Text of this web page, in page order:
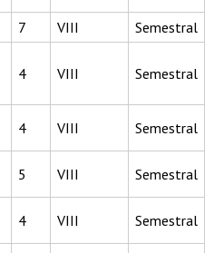
7 VIII
Semestral
4 VIII Semestral
4 VIII Semestral
5 VIII Semestral
4 VIII Semestral